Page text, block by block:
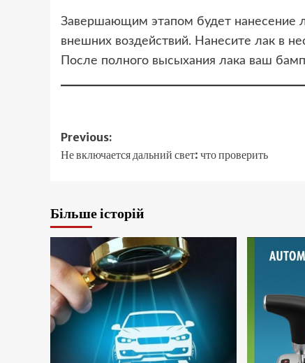
Завершающим этапом будет нанесение
внешних воздействий. Нанесите лак в
После полного высыхания лака ваш
Post
navigation
Previous:
Не включается дальний свет: что проверить
Більше історій